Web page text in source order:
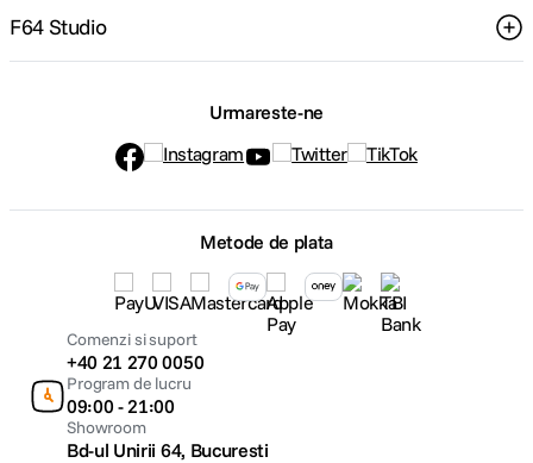
F64 Studio
Urmareste-ne
Metode de plata
Comenzi si suport
+40 21 270 0050
Program de lucru
09:00 - 21:00
Showroom
Bd-ul Unirii 64, Bucuresti